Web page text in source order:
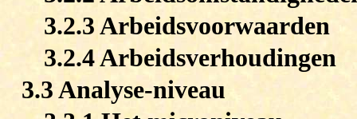
3.2.3 Arbeidsvoorwaarden
3.2.4 Arbeidsverhoudingen
3.3 Analyse-niveau